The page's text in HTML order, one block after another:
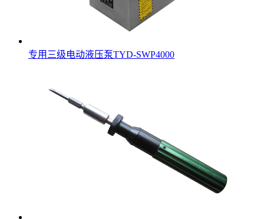
专用三级电动液压泵TYD-SWP4000